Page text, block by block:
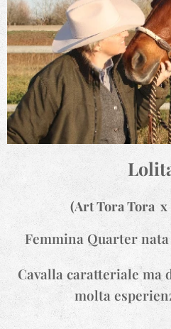
(Art Tora Tora
Femmina Quarter
Cavalla caratteriale ma
molta